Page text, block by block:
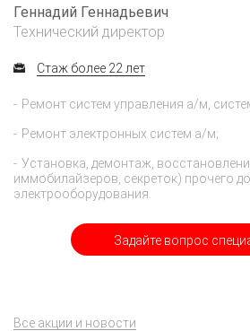
Задайте вопрос
Геннадий Геннадьевич
Технический директор
Стаж более 22 лет
Ремонт систем управления а/м,
Ремонт электронных систем а/м;
Установка, демонтаж,
иммобилайзеров, секреток) прочего
электрооборудования.
Все акции и новости